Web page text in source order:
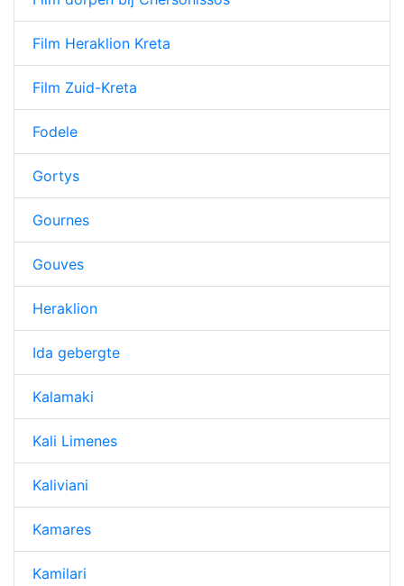
Film Heraklion Kreta
Film Zuid-Kreta
Fodele
Gortys
Gournes
Gouves
Heraklion
Ida gebergte
Kalamaki
Kali Limenes
Kaliviani
Kamares
Kamilari